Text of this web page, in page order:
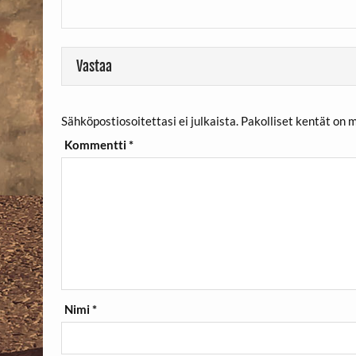
Vastaa
Sähköpostiosoitettasi ei julkaista. Pakolliset kentät on
Kommentti*
Nimi*